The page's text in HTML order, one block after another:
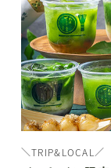
＼TRIP&LOCAL／